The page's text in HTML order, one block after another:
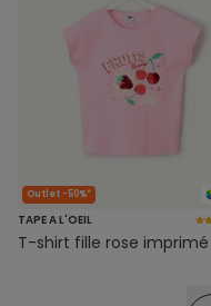
Outlet -50%*
TAPE A L'OEIL
T-shirt fille rose imprimé